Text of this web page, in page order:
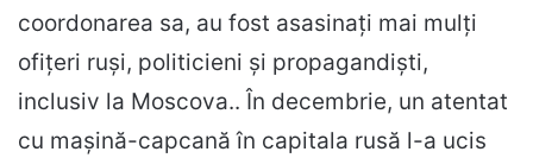
coordonarea sa, au fost asasinați mai mulți
ofițeri ruși, politicieni și propagandiști,
inclusiv la Moscova.. În decembrie, un atentat
cu mașină-capcană în capitala rusă l-a ucis